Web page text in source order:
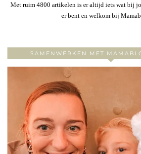
Met ruim 4800 artikelen is er altijd iets wat bij
er bent en welkom bij
SAMENWERKEN MET